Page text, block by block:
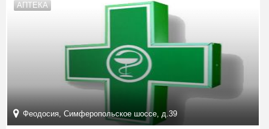
АПТЕКА
Феодосия, Симферопольское шоссе, д.39